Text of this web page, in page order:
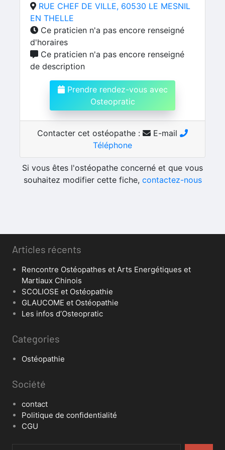
RUE CHEF DE VILLE, 60530 LE MESNIL
EN THELLE
Ce praticien n'a pas encore renseigné
d'horaires
Ce praticien n'a pas encore renseigné
de description
Prendre rendez-vous avec
Osteopratic
Contacter cet ostéopathe :
E-mail
Téléphone
Si vous êtes l'ostéopathe concerné et que vous
souhaitez modifier cette fiche, contactez-nous
Articles récents
Rencontre Ostéopathes et Arts Energétiques et
Martiaux Chinois
SCOLIOSE et Ostéopathie
GLAUCOME et Ostéopathie
Les infos d’Osteopratic
Categories
Ostéopathie
Société
contact
Politique de confidentialité
CGU